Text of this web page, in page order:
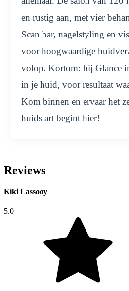
en rustig aan, met vier
Scan bar, nagelstyling en
voor hoogwaardige
volop. Kortom: bij Glance
in je huid, voor resultaat
Kom binnen en ervaar het
huidstart begint hier!
Reviews
Kiki Lassooy
5.0